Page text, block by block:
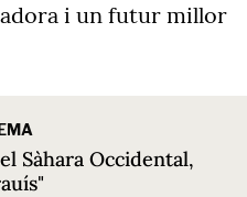
i un futur millor
Sàhara Occidental,